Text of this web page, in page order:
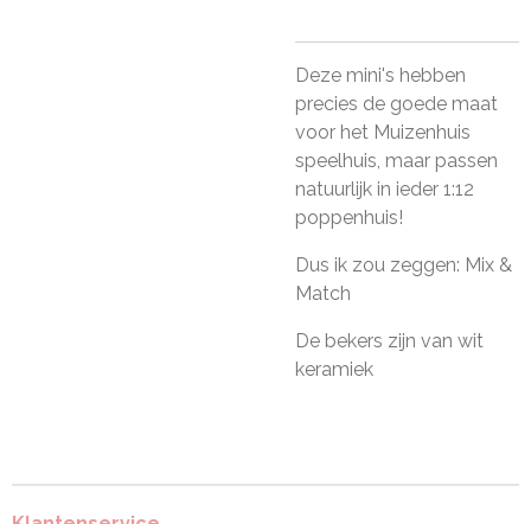
Deze mini's hebben
precies de goede maat
voor het Muizenhuis
speelhuis, maar passen
natuurlijk in ieder 1:12
poppenhuis!
Dus ik zou zeggen: Mix &
Match
De bekers zijn van wit
keramiek